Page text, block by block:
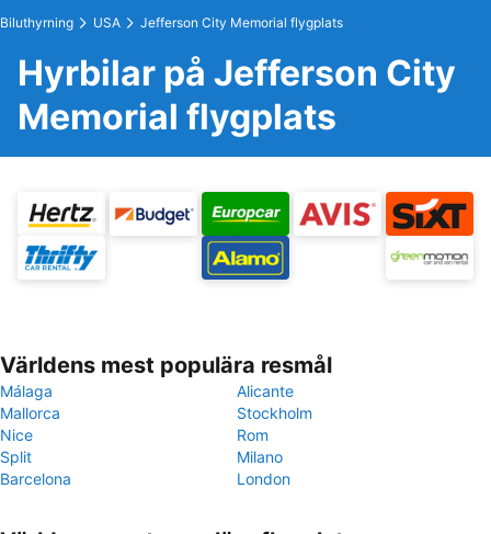
Biluthyrning USA Jefferson City Memorial flygplats
Hyrbilar på Jefferson City
Memorial flygplats
Världens mest populära resmål
Málaga
Alicante
Mallorca
Stockholm
Nice
Rom
Split
Milano
Barcelona
London